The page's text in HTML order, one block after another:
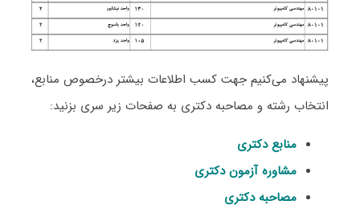
پیشنهاد می‌کنیم جهت کسب اطلاعات بیشتر درخصوص منابع،
انتخاب رشته و مصاحبه دکتری به صفحات زیر سری بزنید:
منابع دکتری
مشاوره آزمون دکتری
مصاحبه دکتری